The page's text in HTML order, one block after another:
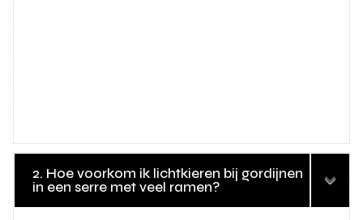
2. Hoe voorkom ik lichtkieren bij gordijnen
in een serre met veel ramen?